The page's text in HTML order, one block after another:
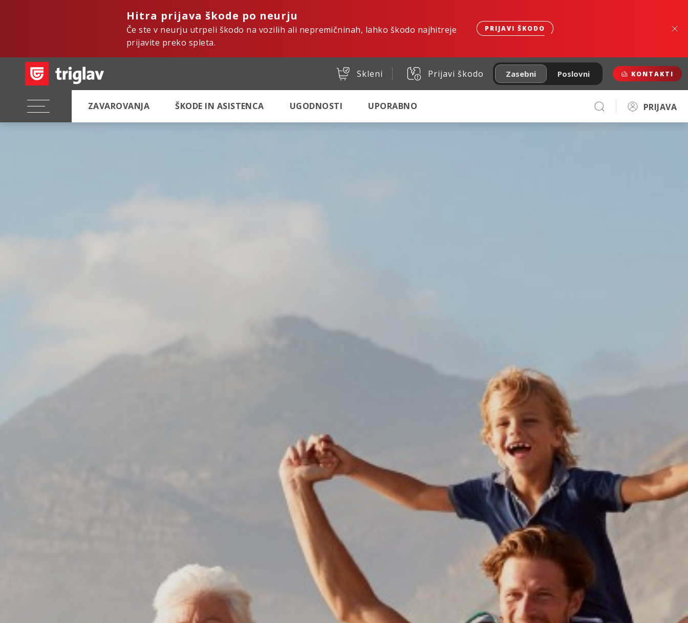
Hitra prijava škode po neurju
Če ste v neurju utrpeli škodo na vozilih ali nepremičninah, lahko škodo najhitreje
prijavite preko spleta.
PRIJAVI ŠKODO
Skleni Prijavi škodo Zasebni Poslovni KONTAKTI
ZAVAROVANJA ŠKODE IN ASISTENCA UGODNOSTI UPORABNO PRIJAVA